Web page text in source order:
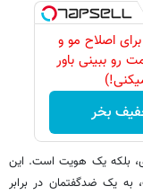
برای اصلاح مو و
رو ببینی باور
بخر
بلکه یک هویت است. این
به یک ضدگفتمان در برابر